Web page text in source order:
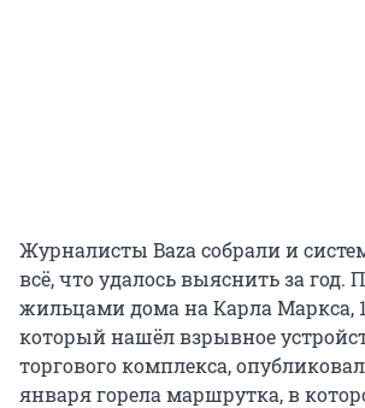
Журналисты Baza собрали и
всё, что удалось выяснить за год.
жильцами дома на Карла Маркса,
который нашёл взрывное
торгового комплекса,
января горела маршрутка, в